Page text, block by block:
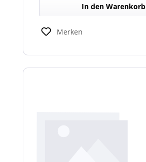
In den Warenkorb
Merken